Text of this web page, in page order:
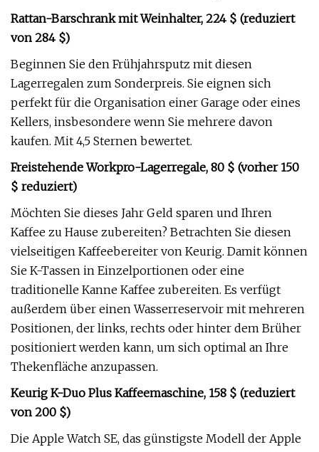
Rattan-Barschrank mit Weinhalter, 224 $ (reduziert
von 284 $)
Beginnen Sie den Frühjahrsputz mit diesen
Lagerregalen zum Sonderpreis. Sie eignen sich
perfekt für die Organisation einer Garage oder eines
Kellers, insbesondere wenn Sie mehrere davon
kaufen. Mit 4,5 Sternen bewertet.
Freistehende Workpro-Lagerregale, 80 $ (vorher 150
$ reduziert)
Möchten Sie dieses Jahr Geld sparen und Ihren
Kaffee zu Hause zubereiten? Betrachten Sie diesen
vielseitigen Kaffeebereiter von Keurig. Damit können
Sie K-Tassen in Einzelportionen oder eine
traditionelle Kanne Kaffee zubereiten. Es verfügt
außerdem über einen Wasserreservoir mit mehreren
Positionen, der links, rechts oder hinter dem Brüher
positioniert werden kann, um sich optimal an Ihre
Thekenfläche anzupassen.
Keurig K-Duo Plus Kaffeemaschine, 158 $ (reduziert
von 200 $)
Die Apple Watch SE, das günstigste Modell der Apple